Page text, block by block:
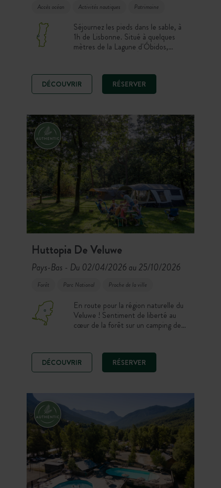
Accès océan Activités nautiques Patrimoine
Séjournez les pieds dans le sable, à
1h de Lisbonne. Situé à quelques
mètres de la Lagune d'Óbidos,
d'activités nautiques et de sports de
glisse. Ambiance surf camp garantie.
DÉCOUVRIR RÉSERVER
Huttopia De Veluwe
Pays-Bas - Du 02/04/2026 au 25/10/2026
Forêt Parc National Proche de la ville
En route pour la région naturelle du
Veluwe ! Sentiment de liberté au
cœur de la forêt sur un camping de
sable, posez vos bagage sur ce site
exceptionnel à deux pas de parcs
nationaux et de grandes villes
DÉCOUVRIR RÉSERVER